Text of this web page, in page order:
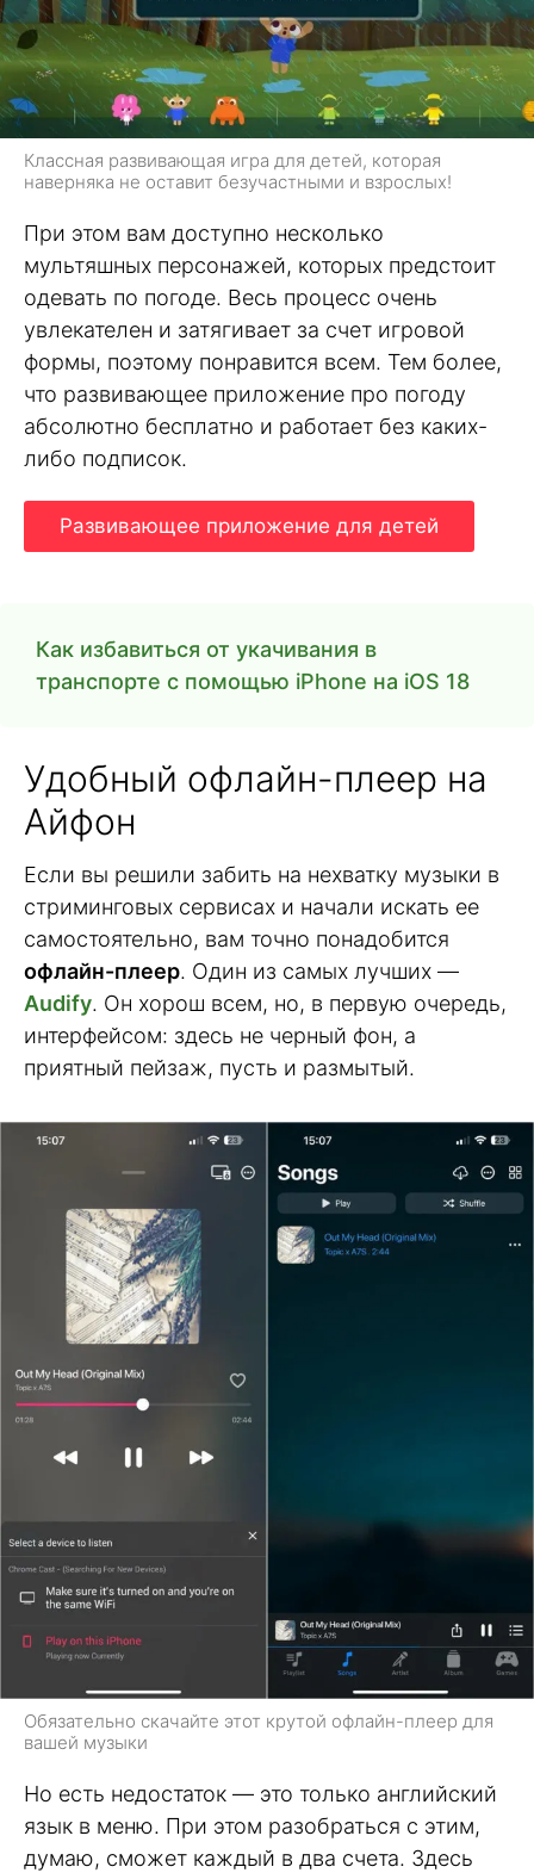
Классная развивающая игра для детей, которая
наверняка не оставит безучастными и взрослых!
При этом вам доступно несколько
мультяшных персонажей, которых предстоит
одевать по погоде. Весь процесс очень
увлекателен и затягивает за счет игровой
формы, поэтому понравится всем. Тем более,
что развивающее приложение про погоду
абсолютно бесплатно и работает без каких-
либо подписок.
Развивающее приложение для детей
Как избавиться от укачивания в
транспорте с помощью iPhone на iOS 18
Удобный офлайн-плеер на
Айфон
Если вы решили забить на нехватку музыки в
стриминговых сервисах и начали искать ее
самостоятельно, вам точно понадобится
офлайн-плеер. Один из самых лучших —
Audify. Он хорош всем, но, в первую очередь,
интерфейсом: здесь не черный фон, а
приятный пейзаж, пусть и размытый.
Обязательно скачайте этот крутой офлайн-плеер для
вашей музыки
Но есть недостаток — это только английский
язык в меню. При этом разобраться с этим,
думаю, сможет каждый в два счета. Здесь